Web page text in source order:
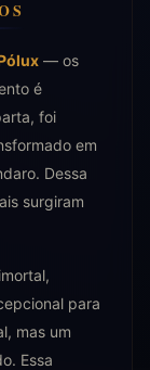
— os
é
foi
em
Dessa
surgiram
para
mas um
Essa